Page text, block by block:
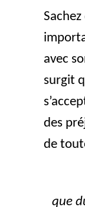
avec
surgit
des
de
que